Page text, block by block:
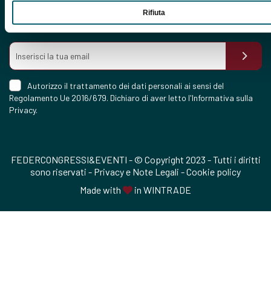
Rifiuta
Newsletter
Autorizzo il trattamento dei dati personali ai sensi del
Regolamento Ue 2016/679. Dichiaro di aver letto l'Informativa sulla
Privacy.
FEDERCONGRESSI&EVENTI - © Copyright 2023 - Tutti i diritti
sono riservati - Privacy e Note Legali -Cookie policy
Made with
in WINTRADE